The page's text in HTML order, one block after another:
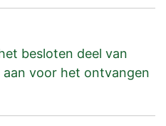
besloten deel van
voor het ontvangen